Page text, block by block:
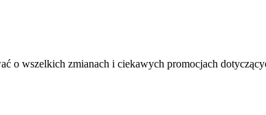
o wszelkich zmianach i ciekawych promocjach